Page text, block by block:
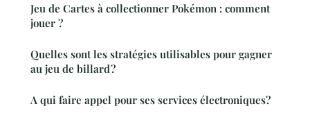
Jeu de Cartes à collectionner Pokémon : comment
jouer ?
Quelles sont les stratégies utilisables pour gagner
au jeu de billard ?
A qui faire appel pour ses services électroniques?